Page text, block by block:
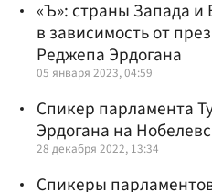
«Ъ»: страны Запада и
в зависимость от
Реджепа Эрдогана
05 января 2023, 04:59
Спикер парламента
Эрдогана на
28 декабря 2022, 13:34
Спикеры